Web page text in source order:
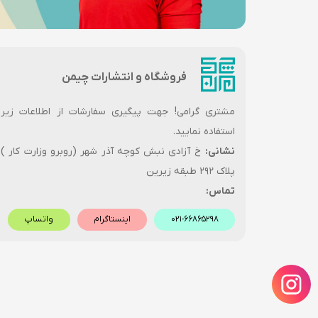
فروشگاه و انتشارات چیمن
مشتری گرامی! جهت پیگیری سفارشات از اطلاعات زیر
استفاده نمایید.
نشانی: خ آزادی نبش کوچه آذر شهر (روبرو وزارت کار )
پلاک ۲۹۲ طبقه زیرین
تماس:
۰۲۱-۶۶۸۶۵۲۹۸ اینستاگرام واتساپ